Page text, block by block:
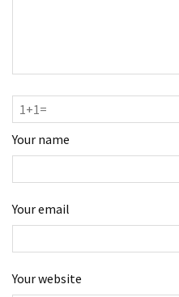
Your name
Your email
Your website